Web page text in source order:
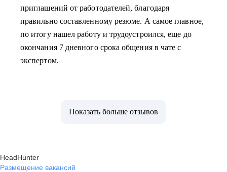
приглашений от работодателей, благодаря
правильно составленному резюме. А самое главное,
по итогу нашел работу и трудоустроился, еще до
окончания 7 дневного срока общения в чате с
экспертом.
Показать больше отзывов
HeadHunter
Размещение вакансий